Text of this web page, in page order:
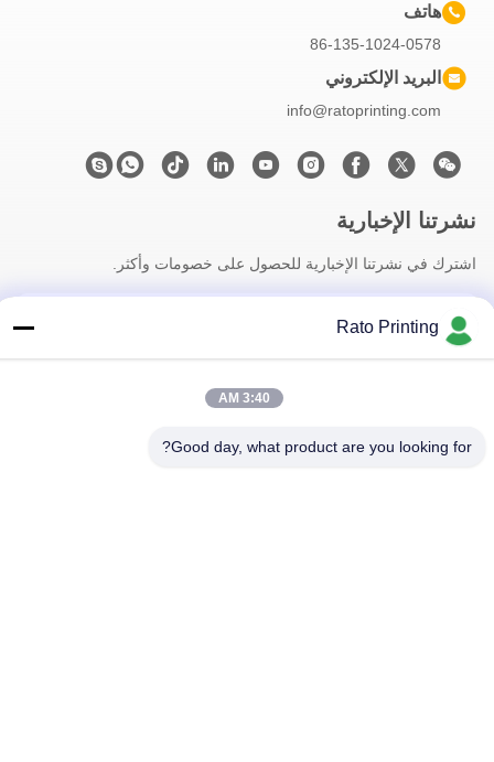
هاتف
86-135-1024-0578
البريد الإلكتروني
info@ratoprinting.com
نشرتنا الإخبارية
اشترك في نشرتنا الإخبارية للحصول على خصومات وأكثر.
Rato Printing
3:40 AM
Good day, what product are you looking for?